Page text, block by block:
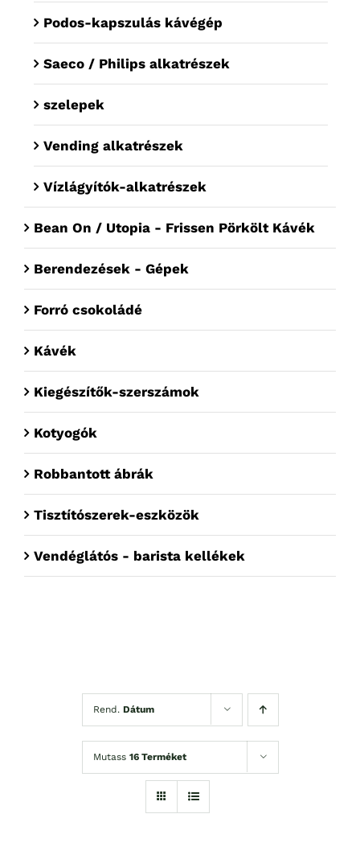
Rend. Dátum
Mutass 16 Terméket
Podos-kapszulás kávégép
Saeco / Philips alkatrészek
szelepek
Vending alkatrészek
Vízlágyítók-alkatrészek
Bean On / Utopia - Frissen Pörkölt Kávék
Berendezések - Gépek
Forró csokoládé
Kávék
Kiegészítők-szerszámok
Kotyogók
Robbantott ábrák
Tisztítószerek-eszközök
Vendéglátós - barista kellékek